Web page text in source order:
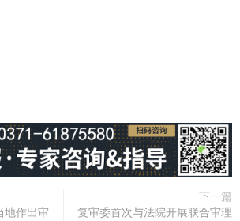
地作出审
下一篇
复审委首次与法院开展联合审理